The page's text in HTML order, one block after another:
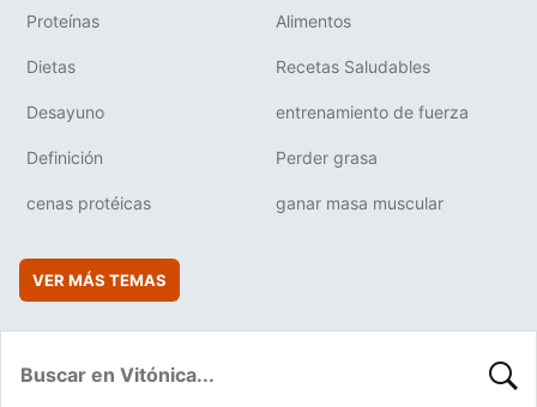
Proteínas Alimentos
Dietas Recetas Saludables
Desayuno entrenamiento de fuerza
Definición Perder grasa
cenas protéicas ganar masa muscular
VER MÁS TEMAS